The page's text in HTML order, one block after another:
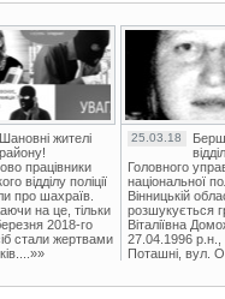
Шановні жителі
району!
працівники
відділу поліції
про шахраїв.
на це, тільки
2018-го
стали жертвами
25.03.18
Головного
національної
Вінницькій
розшукується
Віталіївна
27.04.1996 р.н.,
Поташні, вул.